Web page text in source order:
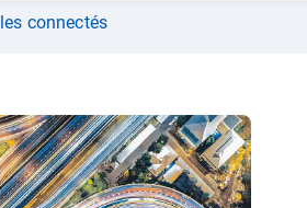
connectés